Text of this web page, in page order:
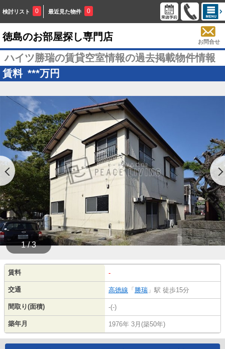
検討リスト 0 最近見た物件 0
徳島のお部屋探し専門店 お問合せ
ハイツ勝瑞の賃貸空室情報の過去掲載物件情報
賃料 ***万円
1 / 3
賃料 -
交通 高徳線 「 勝瑞 」駅 徒歩15分
間取り(面積) -(-)
築年月 1976年 3月(築50年)